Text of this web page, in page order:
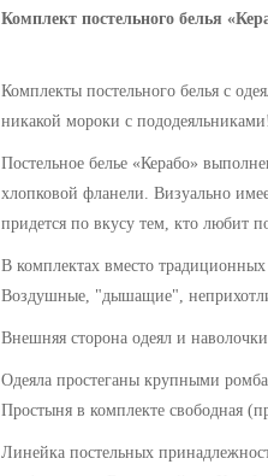
Комплект постельного белья
Комплекты постельного белья с
никакой мороки с пододеяльниками!
Постельное белье «Керабо»
хлопковой фланели. Визуально
придется по вкусу тем, кто любит
В комплектах вместо
Воздушные, "дышащие",
Внешняя сторона одеял и наволочки
Одеяла простеганы крупными
Простыня в комплекте свободная
Линейка постельных